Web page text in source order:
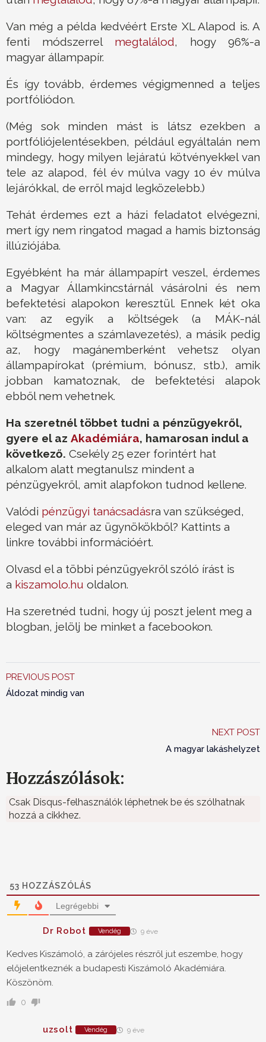
Van még a példa kedvéért Erste XL Alapod is. A
fenti módszerrel megtalálod, hogy 96%-a
magyar állampapír.
És így tovább, érdemes végigmenned a teljes
portfóliódon.
(Még sok minden mást is látsz ezekben a
portfóliójelentésekben, például egyáltalán nem
mindegy, hogy milyen lejáratú kötvényekkel van
tele az alapod, fél év múlva vagy 10 év múlva
lejárókkal, de erről majd legközelebb.)
Tehát érdemes ezt a házi feladatot elvégezni,
mert így nem ringatod magad a hamis biztonság
illúziójába.
Egyébként ha már állampapírt veszel, érdemes
a Magyar Államkincstárnál vásárolni és nem
befektetési alapokon keresztül. Ennek két oka
van: az egyik a költségek (a MÁK-nál
költségmentes a számlavezetés), a másik pedig
az, hogy magánemberként vehetsz olyan
állampapírokat (prémium, bónusz, stb.), amik
jobban kamatoznak, de befektetési alapok
ebből nem vehetnek.
Ha szeretnél többet tudni a pénzügyekről,
gyere el az Akadémiára, hamarosan indul a
következő. Csekély 25 ezer forintért hat
alkalom alatt megtanulsz mindent a
pénzügyekről, amit alapfokon tudnod kellene.
Valódi pénzügyi tanácsadásra van szükséged,
eleged van már az ügynökökből? Kattints a
linkre további információért.
Olvasd el a többi pénzügyekről szóló írást is
a kiszamolo.hu oldalon.
Ha szeretnéd tudni, hogy új poszt jelent meg a
blogban, jelölj be minket a facebookon.
PREVIOUS POST
Áldozat mindig van
NEXT POST
A magyar lakáshelyzet
Hozzászólások:
Csak Disqus-felhasználók léphetnek be és szólhatnak
hozzá a cikkhez.
53 HOZZÁSZÓLÁS
Legrégebbi
Dr Robot Vendég 9 éve
Kedves Kiszámoló, a zárójeles részről jut eszembe, hogy
előjelentkeznék a budapesti Kiszámoló Akadémiára.
Köszönöm.
0
uzsolt Vendég 9 éve